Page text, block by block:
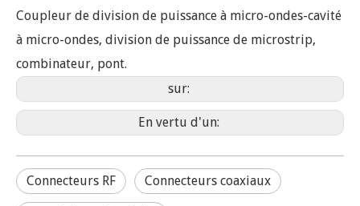
Coupleur de division de puissance à micro-ondes-cavité
à micro-ondes, division de puissance de microstrip,
combinateur, pont.
sur:
En vertu d'un:
Connecteurs RF Connecteurs coaxiaux